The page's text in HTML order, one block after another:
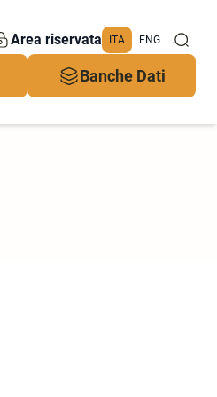
Area riservata ITA ENG
Banche Dati